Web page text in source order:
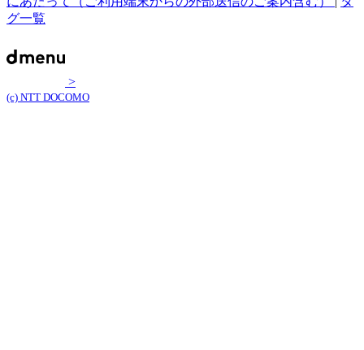
グ一覧
>
(c) NTT DOCOMO